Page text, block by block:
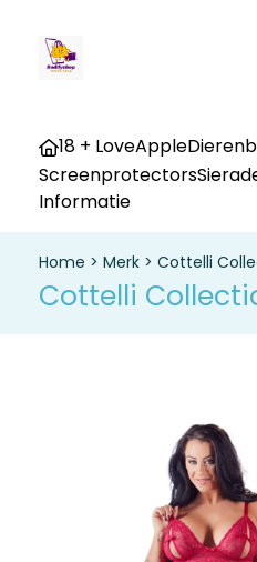
18 + LoveApple
Screenprotectors
Informatie
Home > Merk > Cottelli
Cottelli